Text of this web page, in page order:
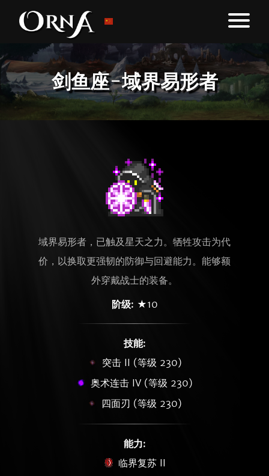
剑鱼座-域界易形者
域界易形者，已触及星天之力。牺牲攻击为代
价，以换取更强韧的防御与回避能力。能够额
外穿戴战士的装备。
阶级: ★10
技能:
突击 II (等级 230)
奥术连击 IV (等级 230)
四面刃 (等级 230)
能力:
临界复苏 II